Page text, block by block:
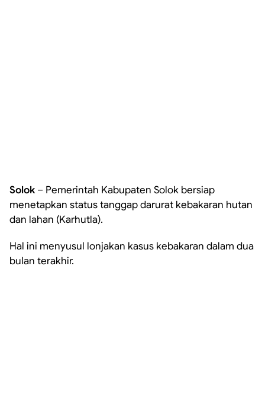
Solok – Pemerintah Kabupaten Solok bersiap
menetapkan status tanggap darurat kebakaran hutan
dan lahan (Karhutla).
Hal ini menyusul lonjakan kasus kebakaran dalam dua
bulan terakhir.